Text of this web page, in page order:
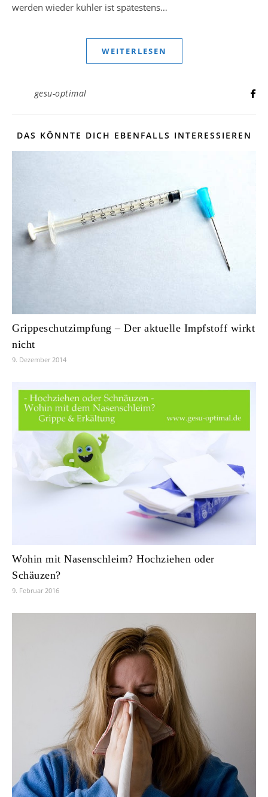
werden wieder kühler ist spätestens…
WEITERLESEN
gesu-optimal
DAS KÖNNTE DICH EBENFALLS INTERESSIEREN
Grippeschutzimpfung – Der aktuelle Impfstoff wirkt
nicht
9. Dezember 2014
Wohin mit Nasenschleim? Hochziehen oder
Schäuzen?
9. Februar 2016